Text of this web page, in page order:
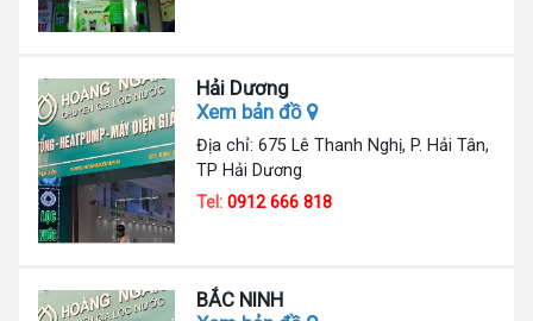
Hải Dương
Xem bản đồ
Địa chỉ: 675 Lê Thanh Nghị, P. Hải Tân,
TP Hải Dương
Tel:0912 666 818
BẮC NINH